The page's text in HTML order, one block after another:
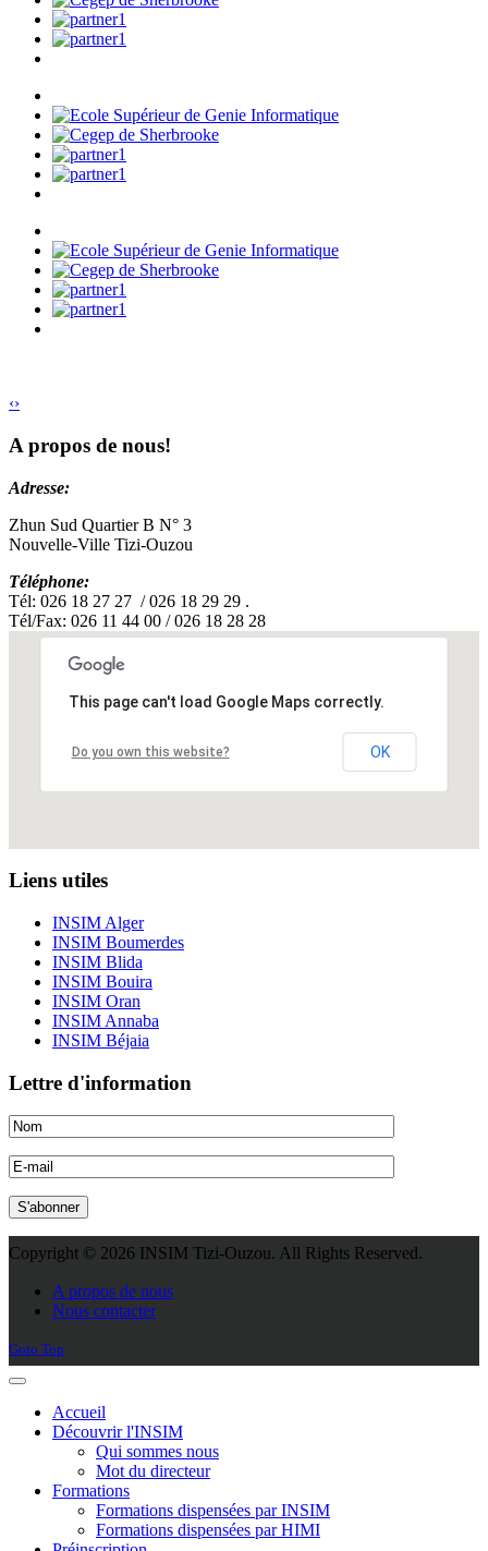
‹›
A propos de nous!
Adresse:
Zhun Sud Quartier B N° 3
Nouvelle-Ville Tizi-Ouzou
Téléphone:
Tél: 026 18 27 27 / 026 18 29 29 .
Tél/Fax: 026 11 44 00 / 026 18 28 28
This page can't load Google Maps correctly.
Do you own this website? OK
Liens utiles
INSIM Alger
INSIM Boumerdes
INSIM Blida
INSIM Bouira
INSIM Oran
INSIM Annaba
INSIM Béjaia
Lettre d'information
Copyright © 2026 INSIM Tizi-Ouzou. All Rights Reserved.
A propos de nous
Nous contacter
Goto Top
Accueil
Découvrir l'INSIM
Qui sommes nous
Mot du directeur
Formations
Formations dispensées par INSIM
Formations dispensées par HIMI